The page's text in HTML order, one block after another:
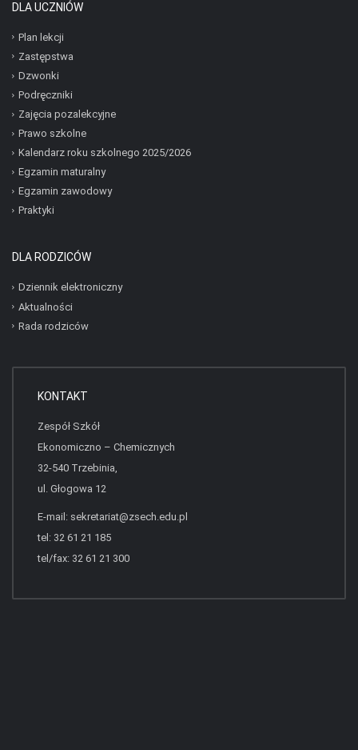
DLA UCZNIÓW
Plan lekcji
Zastępstwa
Dzwonki
Podręczniki
Zajęcia pozalekcyjne
Prawo szkolne
Kalendarz roku szkolnego 2025/2026
Egzamin maturalny
Egzamin zawodowy
Praktyki
DLA RODZICÓW
Dziennik elektroniczny
Aktualności
Rada rodziców
KONTAKT
Zespół Szkół
Ekonomiczno – Chemicznych
32-540 Trzebinia,
ul. Głogowa 12
E-mail: sekretariat@zsech.edu.pl
tel: 32 61 21 185
tel/fax: 32 61 21 300